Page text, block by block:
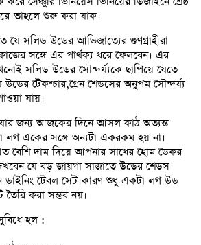
শুরু করা যাক।
যে সলিড উডের আভিজাত্যের গুণগ্রাহীরা
সঙ্গে এর পার্থক্য ধরে ফেলবেন। এর
সলিড উডের সৌন্দর্য্যকে ছাপিয়ে যেতে
উডের টেকশ্চার,গ্রেন শেডসের অনুপম সৌন্দর্য্য
যায়।
যার জন্য আজকের দিনে আসল কাঠ অত্যন্ত
লগ একের সঙ্গে অন্যটা একরকম হয় না।
বেশি দাম দিয়ে আপনার সাধের হোম ডেকর
যে বড় জায়গা সাজাতে উডের শেডস
ডাইনিং টেবল সেট।কারণ শুধু একটা লগ উড
তৈরি করা সম্ভব নয়।
হল :